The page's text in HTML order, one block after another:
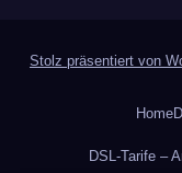
Stolz präsentiert von
Home
DSL-Tarife –